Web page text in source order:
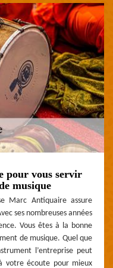
pour vous servir
musique
Marc Antiquaire assure
ses nombreuses années
Vous êtes à la bonne
de musique. Quel que
l’entreprise peut
votre écoute pour mieux